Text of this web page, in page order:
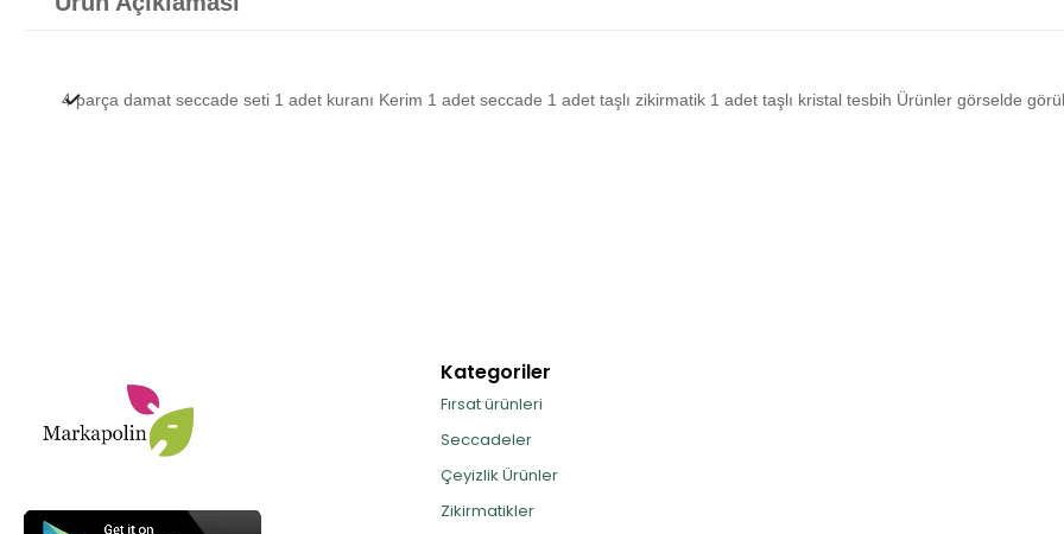
4 parça damat seccade seti 1 adet kuranı Kerim 1 adet seccade 1 adet taşlı zikirmatik 1 adet taşlı kristal tesbih Ürünler görselde
Kategoriler
Fırsat ürünleri
Seccadeler
Çeyizlik Ürünler
Zikirmatikler